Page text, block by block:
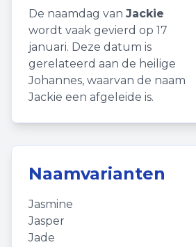
De naamdag van Jackie
wordt vaak gevierd op 17
januari. Deze datum is
gerelateerd aan de heilige
Johannes, waarvan de naam
Jackie een afgeleide is.
Naamvarianten
Jasmine
Jasper
Jade